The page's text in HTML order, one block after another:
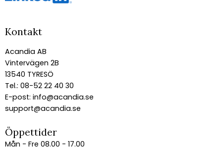
Kontakt
Acandia AB
Vintervägen 2B
13540 TYRESÖ
Tel.: 08-52 22 40 30
E-post: info@acandia.se
support@acandia.se
Öppettider
Mån - Fre 08.00 - 17.00